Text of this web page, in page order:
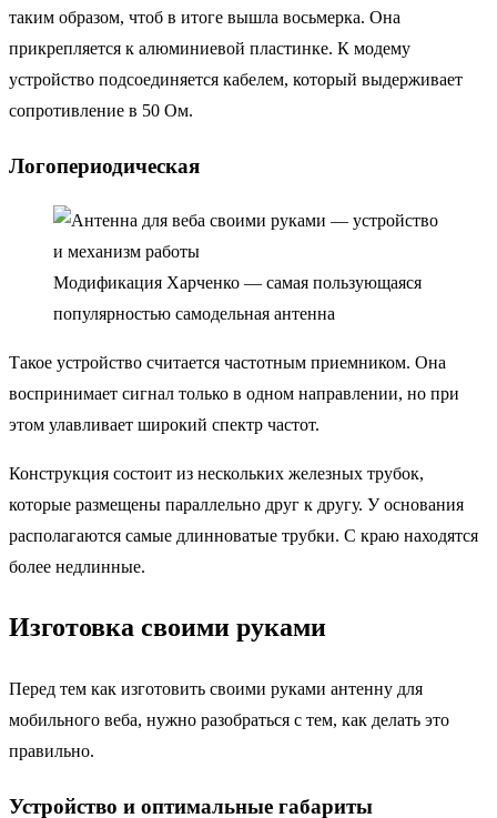
таким образом, чтоб в итоге вышла восьмерка. Она
прикрепляется к алюминиевой пластинке. К модему
устройство подсоединяется кабелем, который выдерживает
сопротивление в 50 Ом.
Логопериодическая
Модификация Харченко — самая пользующаяся
популярностью самодельная антенна
Такое устройство считается частотным приемником. Она
воспринимает сигнал только в одном направлении, но при
этом улавливает широкий спектр частот.
Конструкция состоит из нескольких железных трубок,
которые размещены параллельно друг к другу. У основания
располагаются самые длинноватые трубки. С краю находятся
более недлинные.
Изготовка своими руками
Перед тем как изготовить своими руками антенну для
мобильного веба, нужно разобраться с тем, как делать это
правильно.
Устройство и оптимальные габариты